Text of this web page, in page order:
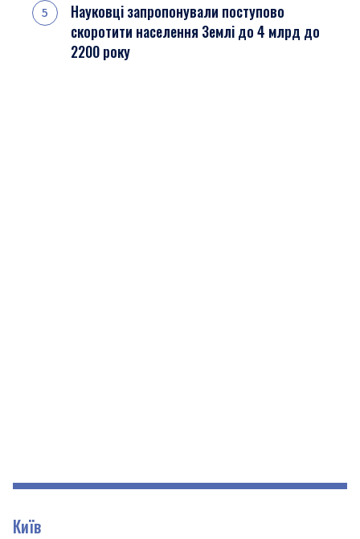
Науковці запропонували поступово
скоротити населення Землі до 4 млрд до
2200 року
Київ